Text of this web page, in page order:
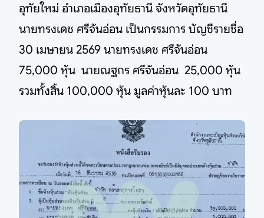
อุทัยใหม่ อำเภอเมืองอุทัยธานี จังหวัดอุทัยธานี
นายทรงเดช ศรีจันอ่อน เป็นกรรมการ บัญชีรายชื่อ
30 เมษายน 2569 นายทรงเดช ศรีจันอ่อน
75,000 หุ้น นายณฐกร ศรีจันอ่อน 25,000 หุ้น
รวมทั้งสิ้น 100,000 หุ้น มูลค่าหุ้นละ 100 บาท